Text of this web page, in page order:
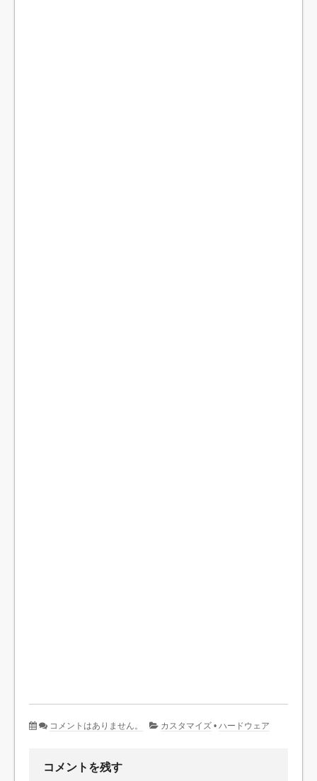
コメントはありません。 カスタマイズ •ハードウェア
コメントを残す